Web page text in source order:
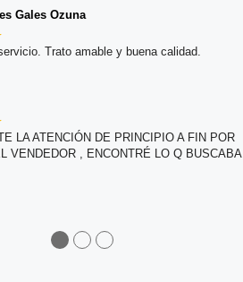
Gales Ozuna
Trato amable y buena calidad.
LA ATENCIÓN DE PRINCIPIO A FIN POR
VENDEDOR , ENCONTRÉ LO Q BUSCABA
●●●